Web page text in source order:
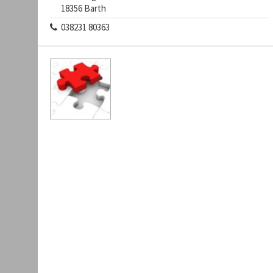
18356 Barth
038231 80363